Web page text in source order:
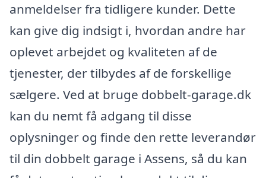
anmeldelser fra tidligere kunder. Dette
kan give dig indsigt i, hvordan andre har
oplevet arbejdet og kvaliteten af de
tjenester, der tilbydes af de forskellige
sælgere. Ved at bruge dobbelt-garage.dk
kan du nemt få adgang til disse
oplysninger og finde den rette leverandør
til din dobbelt garage i Assens, så du kan